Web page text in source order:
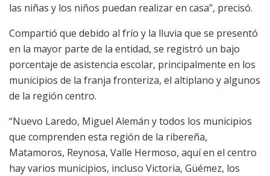
las niñas y los niños puedan realizar en casa”, precisó.
Compartió que debido al frío y la lluvia que se presentó
en la mayor parte de la entidad, se registró un bajo
porcentaje de asistencia escolar, principalmente en los
municipios de la franja fronteriza, el altiplano y algunos
de la región centro.
“Nuevo Laredo, Miguel Alemán y todos los municipios
que comprenden esta región de la ribereña,
Matamoros, Reynosa, Valle Hermoso, aquí en el centro
hay varios municipios, incluso Victoria, Güémez, los